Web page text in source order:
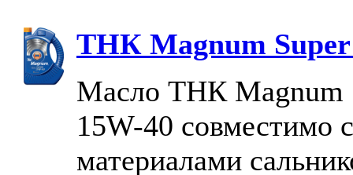
ТНК Magnum Super
Масло ТНК Magnum
15W-40 совместимо
материалами